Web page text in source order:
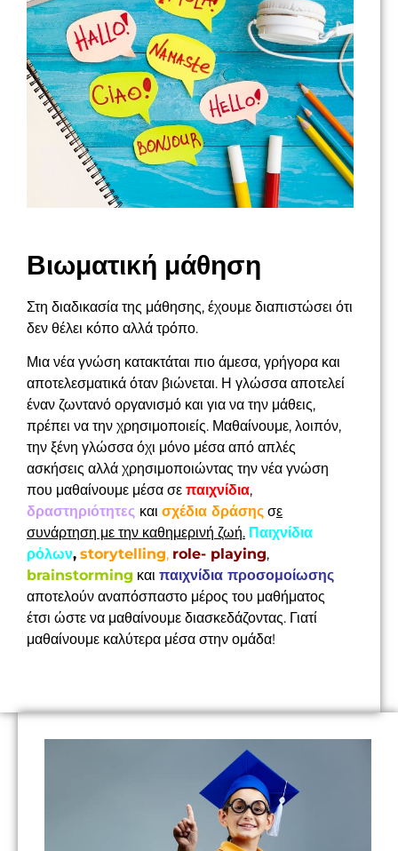
Βιωματική μάθηση
Στη διαδικασία της μάθησης, έχουμε διαπιστώσει ότι
δεν θέλει κόπο αλλά τρόπο.
Μια νέα γνώση κατακτάται πιο άμεσα, γρήγορα και
αποτελεσματικά όταν βιώνεται. Η γλώσσα αποτελεί
έναν ζωντανό οργανισμό και για να την μάθεις,
πρέπει να την χρησιμοποιείς. Μαθαίνουμε, λοιπόν,
την ξένη γλώσσα όχι μόνο μέσα από απλές
ασκήσεις αλλά χρησιμοποιώντας την νέα γνώση
που μαθαίνουμε μέσα σε παιχνίδια,
δραστηριότητες και σχέδια δράσης σε
συνάρτηση με την καθημερινή ζωή. Παιχνίδια
ρόλων, storytelling, role- playing,
brainstorming και παιχνίδια προσομοίωσης
αποτελούν αναπόσπαστο μέρος του μαθήματος
έτσι ώστε να μαθαίνουμε διασκεδάζοντας. Γιατί
μαθαίνουμε καλύτερα μέσα στην ομάδα!